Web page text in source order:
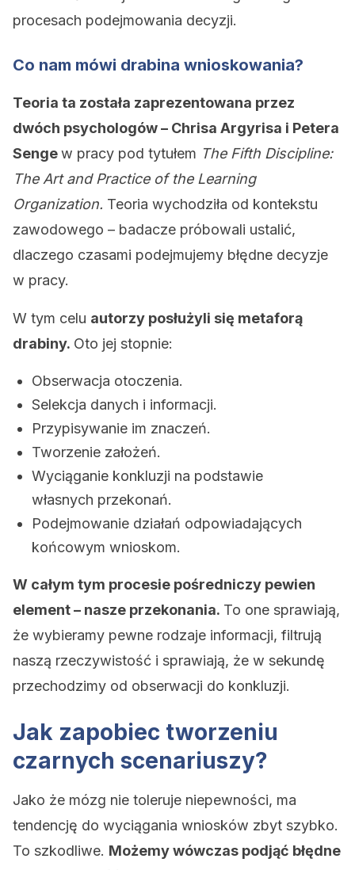
procesach podejmowania decyzji.
Co nam mówi drabina wnioskowania?
Teoria ta została zaprezentowana przez
dwóch psychologów – Chrisa Argyrisa i Petera
Sengew pracy pod tytułem The Fifth Discipline:
The Art and Practice of the Learning
Organization. Teoria wychodziła od kontekstu
zawodowego – badacze próbowali ustalić,
dlaczego czasami podejmujemy błędne decyzje
w pracy.
W tym celu autorzy posłużyli się metaforą
drabiny. Oto jej stopnie:
Obserwacja otoczenia.
Selekcja danych i informacji.
Przypisywanie im znaczeń.
Tworzenie założeń.
Wyciąganie konkluzji na podstawie
własnych przekonań.
Podejmowanie działań odpowiadających
końcowym wnioskom.
W całym tym procesie pośredniczy pewien
element – nasze przekonania. To one sprawiają,
że wybieramy pewne rodzaje informacji, filtrują
naszą rzeczywistość i sprawiają, że w sekundę
przechodzimy od obserwacji do konkluzji.
Jak zapobiec tworzeniu
czarnych scenariuszy?
Jako że mózg nie toleruje niepewności, ma
tendencję do wyciągania wniosków zbyt szybko.
To szkodliwe. Możemy wówczas podjąć błędne